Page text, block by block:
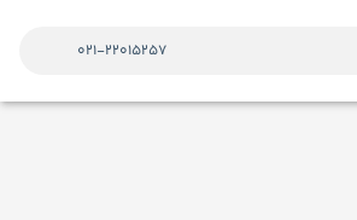
021-22015257